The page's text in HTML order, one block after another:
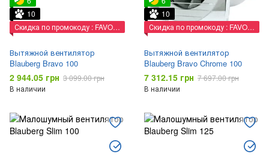
10
Скидка по промокоду : FAVORIT
Вытяжной вентилятор
Blauberg Bravo 100
2 944.05 грн 3 099.00 грн
В наличии
10
Скидка по промокоду : FAVORIT
Вытяжной вентилятор
Blauberg Bravo Chrome 100
7 312.15 грн 7 697.00 грн
В наличии